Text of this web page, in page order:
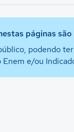
páginas
podendo
e/ou